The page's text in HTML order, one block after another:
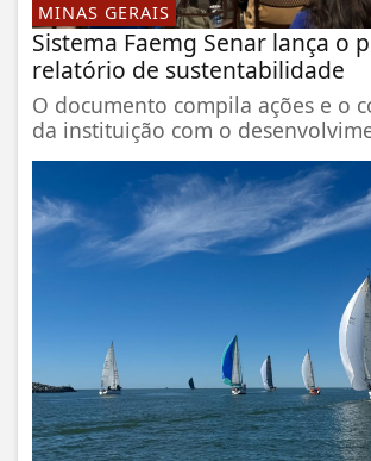
MINAS GERAIS
Sistema Faemg Senar lança o
relatório de sustentabilidade
O documento compila ações e o
da instituição com o